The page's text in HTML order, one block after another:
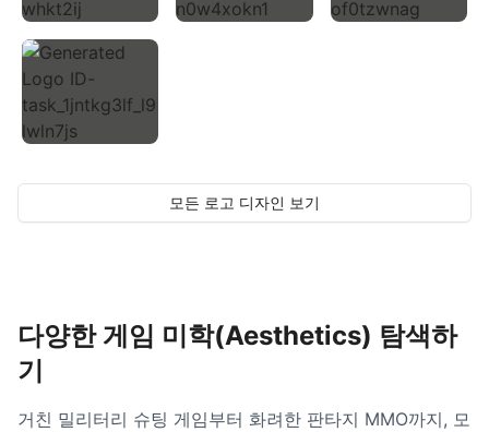
모든 로고 디자인 보기
다양한 게임 미학(Aesthetics) 탐색하
기
거친 밀리터리 슈팅 게임부터 화려한 판타지 MMO까지, 모